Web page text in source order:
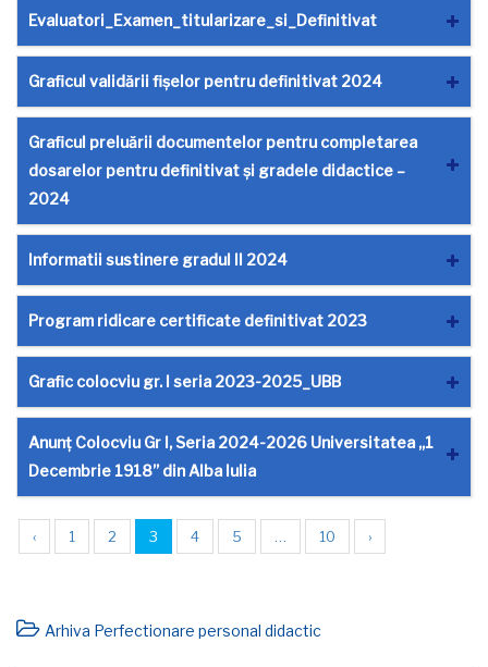
Evaluatori_Examen_titularizare_si_Definitivat
Graficul validării fișelor pentru definitivat 2024
Graficul preluării documentelor pentru completarea
dosarelor pentru definitivat și gradele didactice –
2024
Informatii sustinere gradul II 2024
Program ridicare certificate definitivat 2023
Grafic colocviu gr. I seria 2023-2025_UBB
Anunț Colocviu Gr I, Seria 2024-2026 Universitatea „1
Decembrie 1918” din Alba Iulia
‹ 1 2 3 4 5 … 10 ›
Arhiva Perfectionare personal didactic